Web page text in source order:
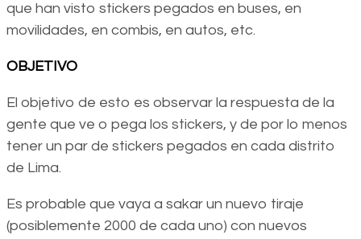
que han visto stickers pegados en buses, en
movilidades, en combis, en autos, etc.
OBJETIVO
El objetivo de esto es observar la respuesta de la
gente que ve o pega los stickers, y de por lo menos
tener un par de stickers pegados en cada distrito
de Lima.
Es probable que vaya a sakar un nuevo tiraje
(posiblemente 2000 de cada uno) con nuevos